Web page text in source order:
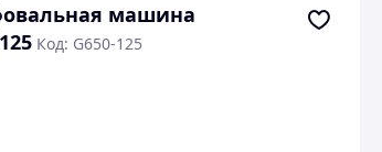
машина
Код: G650-125